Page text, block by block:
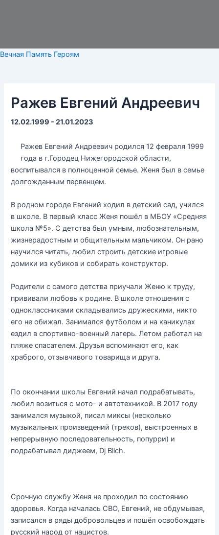
Вечная Память Героям
Ражев Евгений Андреевич
12.02.1999 - 21.01.2023
Ражев Евгений Андреевич родился 12 февраля 1999
года в г.Городец Нижегородской области,
воспитывался в полноценной семье. Женя был в семье
долгожданным первенцем.
В родном городе Евгений ходил в детский сад, учился
в школе. В первый класс Женя пошёл в МБОУ «Средняя
школа №5». С детства был умным, любознательным,
жизнерадостным и общительным мальчиком. Он рано
научился читать, любил строить детские игровые
домики из кубиков и собирать конструктор.
Родители с самого детства приучали Женю к труду,
прививали любовь к родине. В школе отношения с
одноклассниками складывались дружескими, никто
его не обижал. Занимался футболом и на каникулах
ездил в спортивно-военный лагерь. Летом работал на
пляже спасателем. Друзья вспоминают его, как
храброго, отзывчивого товарища и друга.
По окончании школы Евгений начал подрабатывать,
любил возиться с мото- и автотехникой. В 2017 году
занимался музыкой, писал миксы (несколько
музыкальных произведений (треков), выстроенных в
непрерывную последовательность, попурри) и
подрабатывал диджеем, Dj Blich.
Срочную службу Женя не проходил по состоянию
здоровья. Когда началась СВО, Евгений, не обдумывая,
записался в ряды добровольцев и пошёл освобождать
русский народ от нацистов.